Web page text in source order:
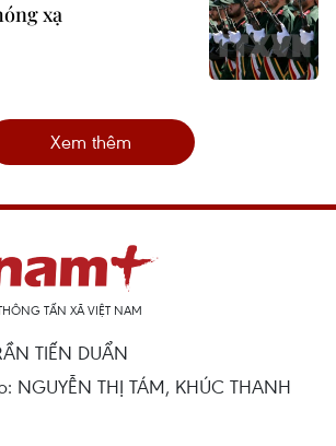
xạ
Xem thêm
TẤN XÃ VIỆT NAM
TIẾN DUẨN
NGUYỄN THỊ TÁM, KHÚC THANH